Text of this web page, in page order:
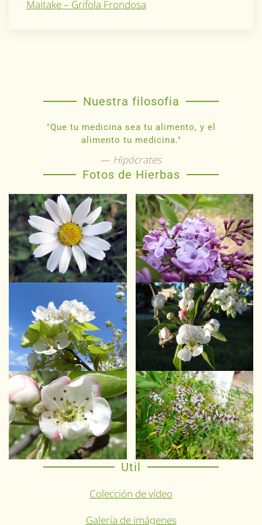
Maitake – Grifola Frondosa
Nuestra filosofia
"Que tu medicina sea tu alimento, y el
alimento tu medicina."
Hipócrates
Fotos de Hierbas
Util
Colección de vídeo
Galería de imágenes